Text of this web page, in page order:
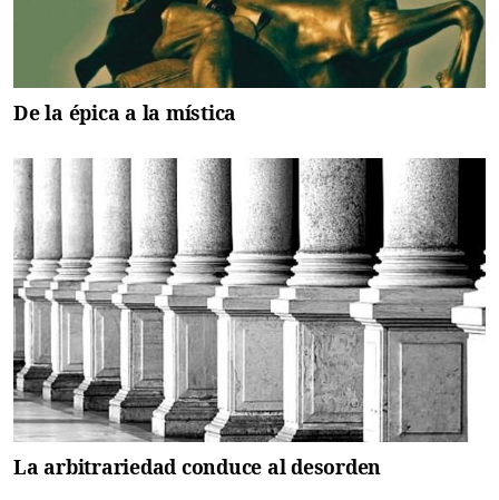
De la épica a la mística
La arbitrariedad conduce al desorden